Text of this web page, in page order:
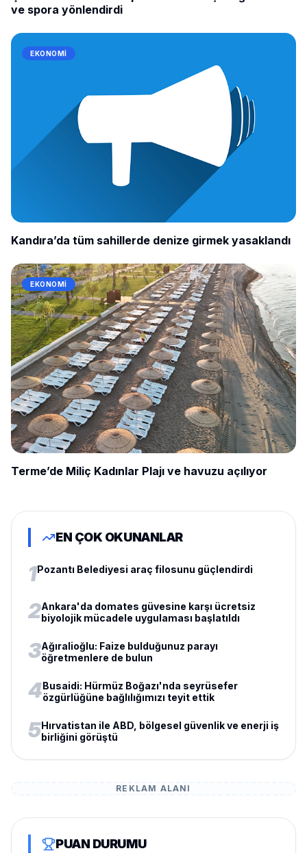
ve spora yönlendirdi
EKONOMI
Kandıra’da tüm sahillerde denize girmek yasaklandı
EKONOMI
Terme’de Miliç Kadınlar Plajı ve havuzu açılıyor
EN ÇOK OKUNANLAR
1Pozantı Belediyesi araç filosunu güçlendirdi
2Ankara'da domates güvesine karşı ücretsiz
biyolojik mücadele uygulaması başlatıldı
3Ağıralioğlu: Faize bulduğunuz parayı
öğretmenlere de bulun
4Busaidi: Hürmüz Boğazı'nda seyrüsefer
özgürlüğüne bağlılığımızı teyit ettik
5Hırvatistan ile ABD, bölgesel güvenlik ve enerji iş
birliğini görüştü
REKLAM ALANI
PUAN DURUMU